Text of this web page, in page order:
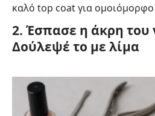
καλό top coat για
2. Έσπασε η άκρη του
Δούλεψέ το με λίμα